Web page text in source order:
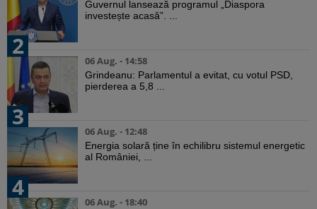
Guvernul lansează programul „Diaspora
investește acasă”. ...
2
06 Aug. - 14:58
Grindeanu: Parlamentul a evitat, cu votul PSD,
pierderea a 5,8 ...
3
06 Aug. - 12:48
Energia solară ține în echilibru sistemul energetic
al României, ...
4
06 Aug. - 18:40